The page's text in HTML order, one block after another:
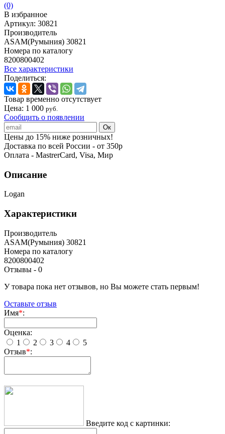
(0)
В избранное
Артикул: 30821
Производитель
ASAM(Румыния) 30821
Номера по каталогу
8200800402
Все характеристики
Поделиться:
Товар временно отсутствует
Цена: 1 000 руб.
Сообщить о появлении
Цены до 15% ниже розничных!
Доставка по всей России - от 350р
Оплата - MastrerCard, Visa, Мир
Описание
Logan
Характеристики
Производитель
ASAM(Румыния) 30821
Номера по каталогу
8200800402
Отзывы - 0
У товара пока нет отзывов, но Вы можете стать первым!
Оставьте отзыв
Имя*:
Оценка:
1
2 3 4
5
Отзыв*:
Введите код с картинки: